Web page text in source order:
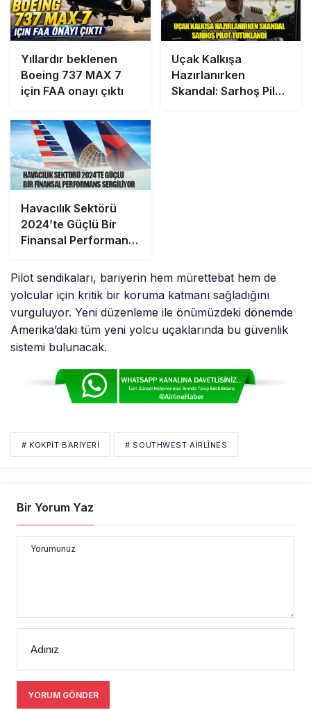
Yıllardır beklenen
Boeing 737 MAX 7
için FAA onayı çıktı
Uçak Kalkışa
Hazırlanırken
Skandal: Sarhoş Pilot
Havacılık Sektörü
2024’te Güçlü Bir
Finansal Performans
Pilot sendikaları, bariyerin hem mürettebat hem de
yolcular için kritik bir koruma katmanı sağladığını
vurguluyor. Yeni düzenleme ile önümüzdeki dönemde
Amerika’daki tüm yeni yolcu uçaklarında bu güvenlik
sistemi bulunacak.
# KOKPIT BARIYERI # SOUTHWEST AIRLINES
Bir Yorum Yaz
Yorumunuz
Adınız
YORUM GÖNDER